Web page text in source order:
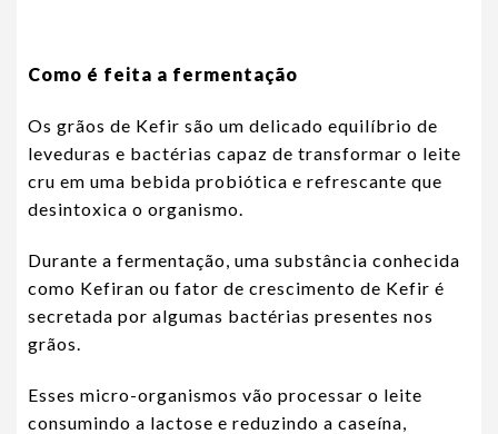
Como é feita a fermentação
Os grãos de Kefir são um delicado equilíbrio de
leveduras e bactérias capaz de transformar o leite
cru em uma bebida probiótica e refrescante que
desintoxica o organismo.
Durante a fermentação, uma substância conhecida
como Kefiran ou fator de crescimento de Kefir é
secretada por algumas bactérias presentes nos
grãos.
Esses micro-organismos vão processar o leite
consumindo a lactose e reduzindo a caseína,